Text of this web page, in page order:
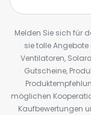
Melden Sie sich für
sie tolle
Ventilatoren,
Gutscheine,
möglichen
Kaufbewertungen